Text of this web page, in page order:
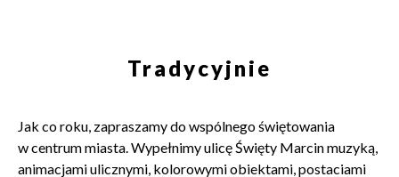
Tradycyjnie
Jak co roku, zapraszamy do wspólnego świętowania
w centrum miasta. Wypełnimy ulicę Święty Marcin muzyką,
animacjami ulicznymi, kolorowymi obiektami, postaciami